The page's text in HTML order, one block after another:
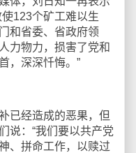
123个矿工难以生
和省委、省政府领
力物力，损害了党和
，深深忏悔。”
经造成的恶果，但
说：“我们要以共产党
、拼命工作，以赎过